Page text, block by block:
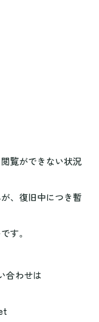
覧ができない状況
、復旧中につき暫
す。
合わせは